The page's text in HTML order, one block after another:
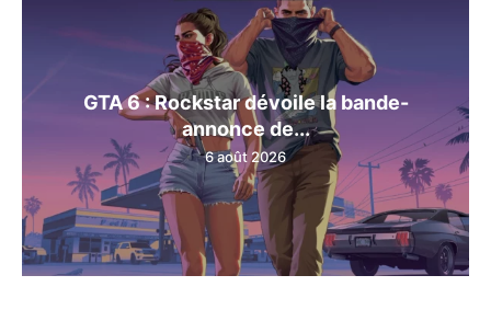
GTA 6 : Rockstar dévoile la bande-
annonce de...
6 août 2026